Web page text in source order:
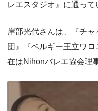
レエスタジオ』に通って
岸部光代さんは、『チ
団』『ベルギー王立ワ
在はNihonバレエ協会理